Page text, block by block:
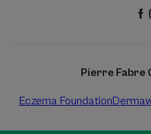
Pierre Fabre
Eczema Foundation